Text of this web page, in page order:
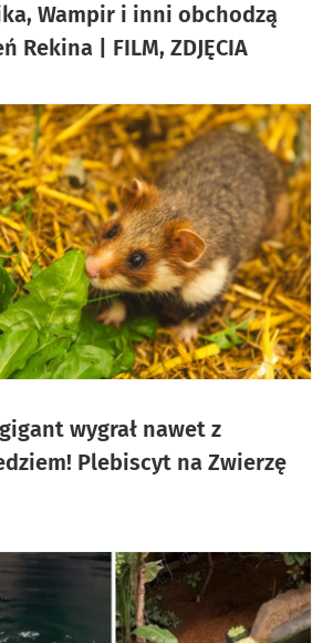
Wampir i inni obchodzą
Rekina | FILM, ZDJĘCIA
wygrał nawet z
Plebiscyt na Zwierzę